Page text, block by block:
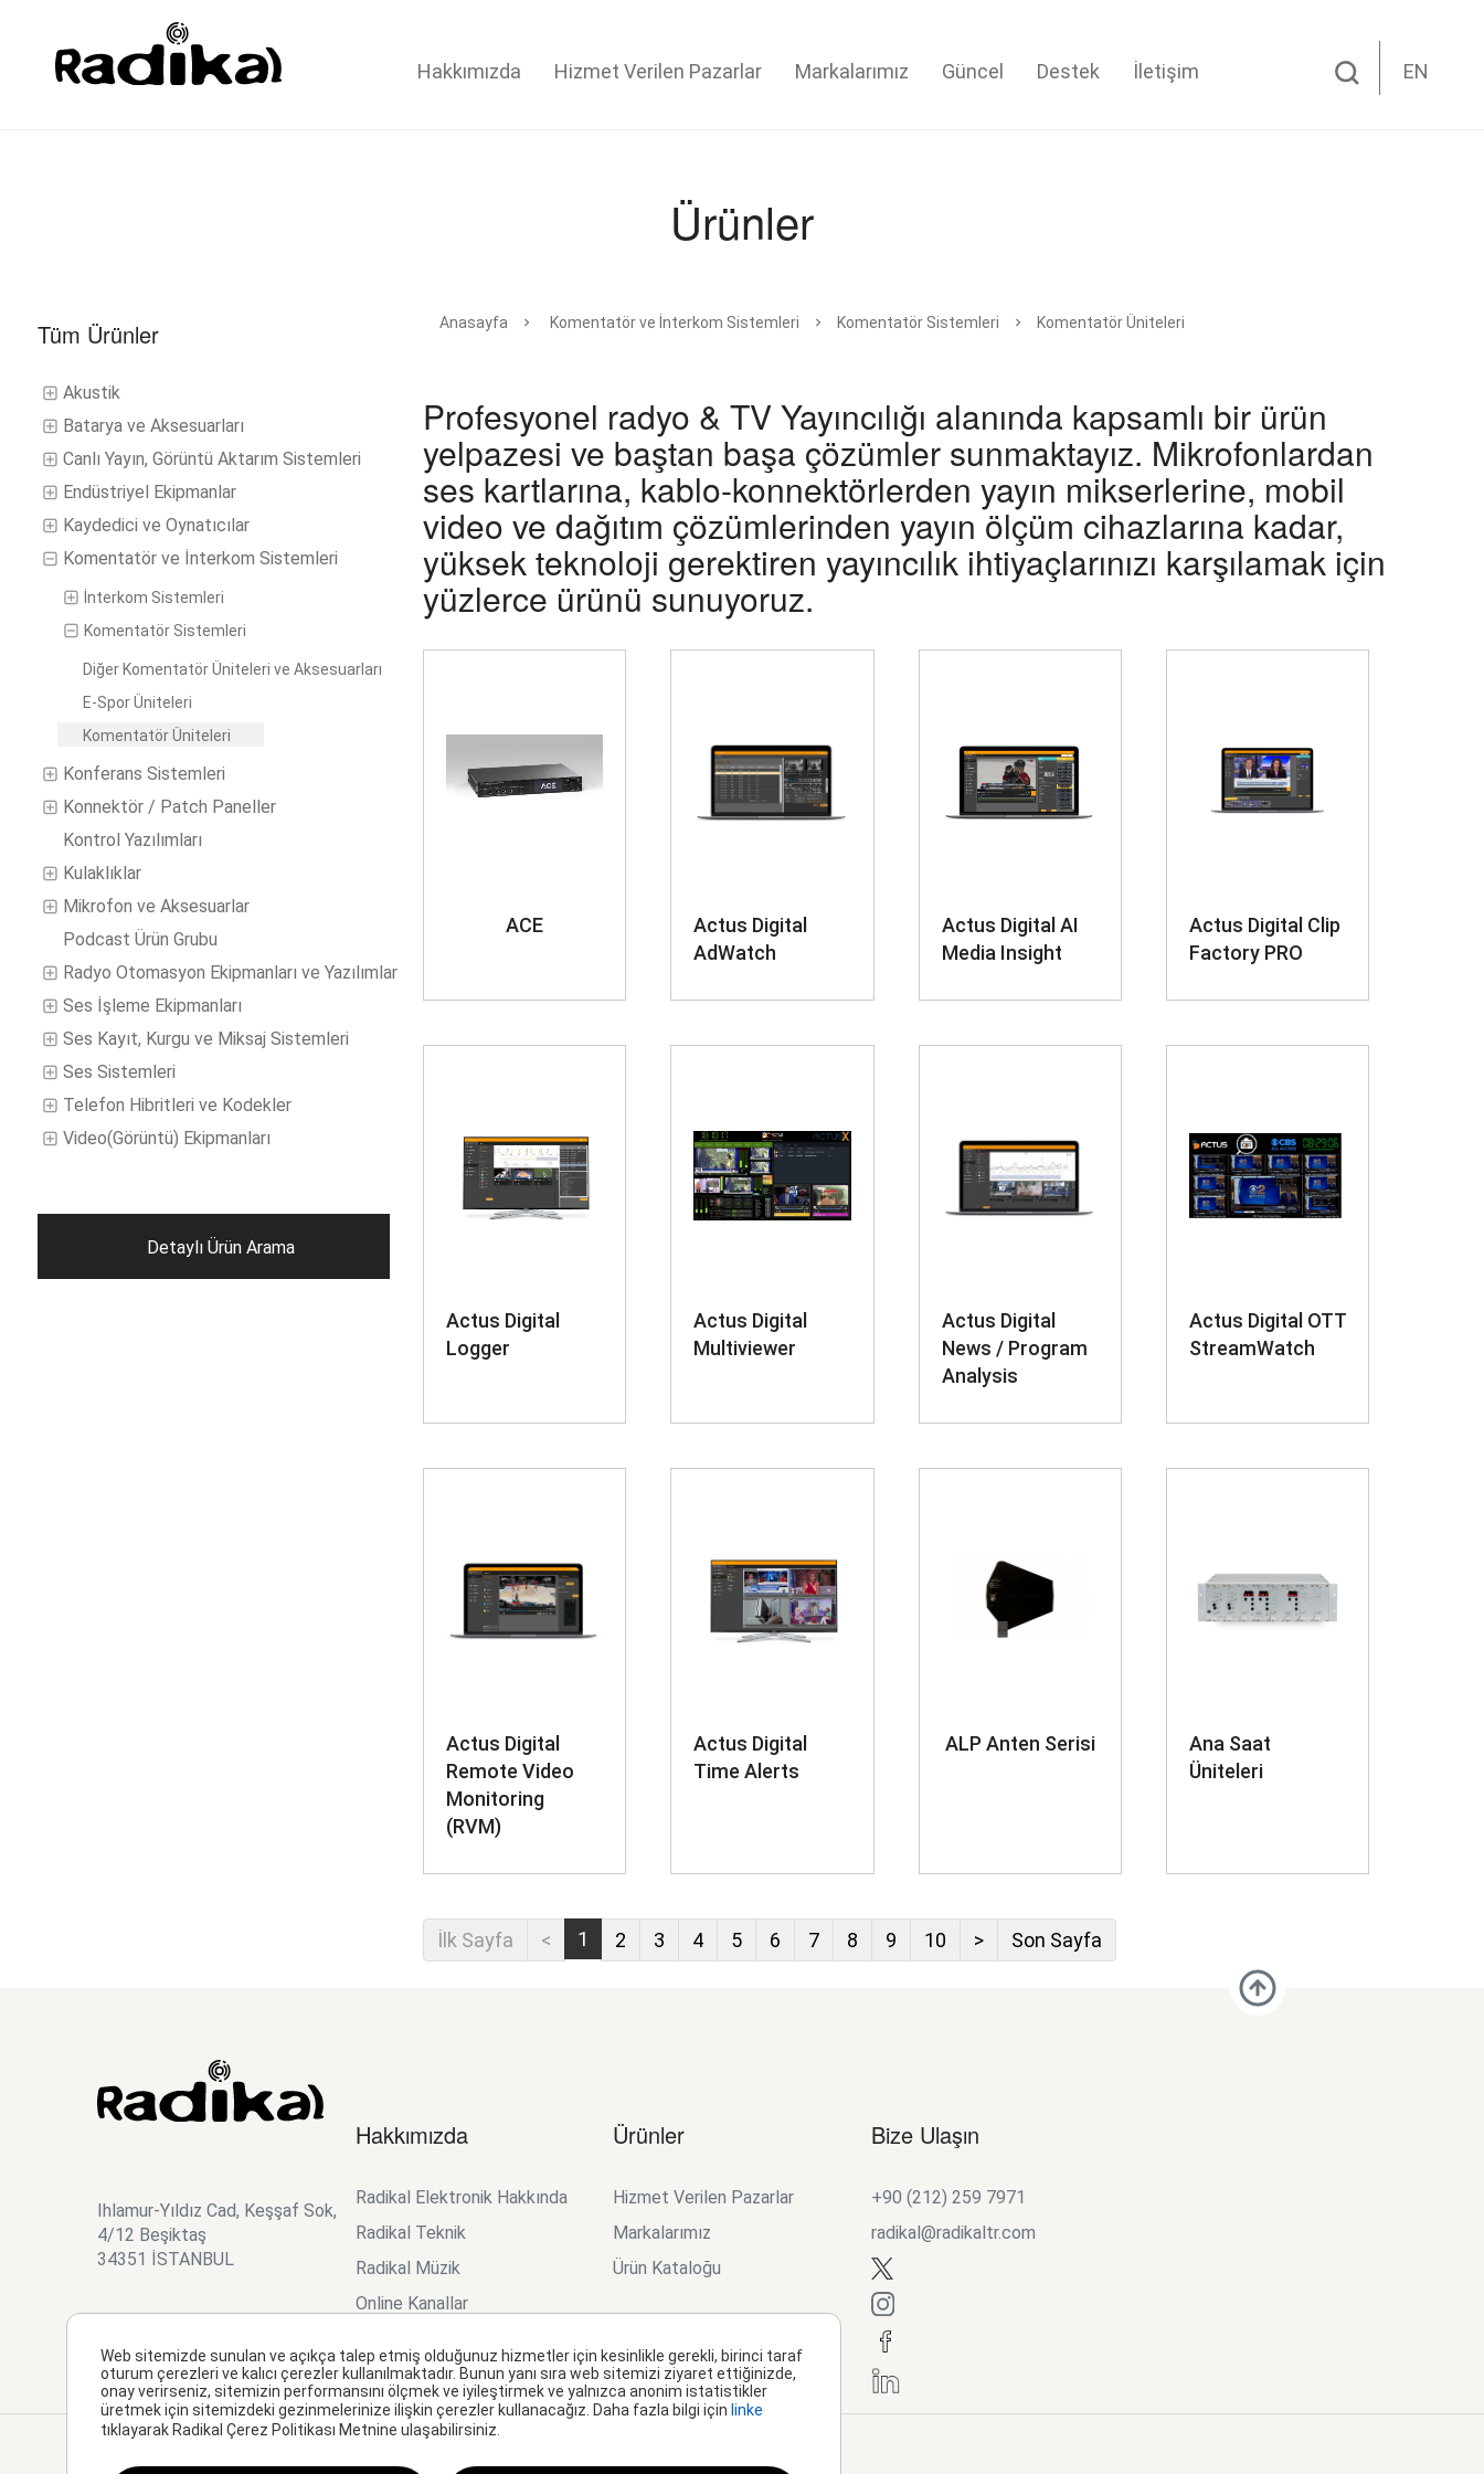
Hakkımızda Hizmet Verilen Pazarlar Markalarımız Güncel Destek İletişim EN
Ürünler
Tüm Ürünler
Akustik
Batarya ve Aksesuarları
Canlı Yayın, Görüntü Aktarım Sistemleri
Endüstriyel Ekipmanlar
Kaydedici ve Oynatıcılar
Komentatör ve İnterkom Sistemleri
İnterkom Sistemleri
Komentatör Sistemleri
Diğer Komentatör Üniteleri ve Aksesuarları
E-Spor Üniteleri
Komentatör Üniteleri
Konferans Sistemleri
Konnektör / Patch Paneller
Kontrol Yazılımları
Kulaklıklar
Mikrofon ve Aksesuarlar
Podcast Ürün Grubu
Radyo Otomasyon Ekipmanları ve Yazılımlar
Ses İşleme Ekipmanları
Ses Kayıt, Kurgu ve Miksaj Sistemleri
Ses Sistemleri
Telefon Hibritleri ve Kodekler
Video(Görüntü) Ekipmanları
Detaylı Ürün Arama
Anasayfa Komentatör ve İnterkom Sistemleri Komentatör Sistemleri Komentatör Üniteleri
Profesyonel radyo & TV Yayıncılığı alanında kapsamlı bir ürün
yelpazesi ve baştan başa çözümler sunmaktayız. Mikrofonlardan
ses kartlarına, kablo-konnektörlerden yayın mikserlerine, mobil
video ve dağıtım çözümlerinden yayın ölçüm cihazlarına kadar,
yüksek teknoloji gerektiren yayıncılık ihtiyaçlarınızı karşılamak için
yüzlerce ürünü sunuyoruz.
ACE
Actus Digital
AdWatch
Actus Digital AI
Media Insight
Actus Digital Clip
Factory PRO
Actus Digital
Logger
Actus Digital
Multiviewer
Actus Digital
News / Program
Analysis
Actus Digital OTT
StreamWatch
Actus Digital
Remote Video
Monitoring
(RVM)
Actus Digital
Time Alerts
ALP Anten Serisi
Ana Saat
Üniteleri
İlk Sayfa < 1 2 3 4 5 6 7 8 9 10 > Son Sayfa
Ihlamur-Yıldız Cad, Keşşaf Sok,
4/12 Beşiktaş
34351 İSTANBUL
Hakkımızda
Radikal Elektronik Hakkında
Radikal Teknik
Radikal Müzik
Online Kanallar
Ürünler
Hizmet Verilen Pazarlar
Markalarımız
Ürün Kataloğu
Bize Ulaşın
+90 (212) 259 7971
radikal@radikaltr.com
Web sitemizde sunulan ve açıkça talep etmiş olduğunuz hizmetler için kesinlikle gerekli, birinci taraf
oturum çerezleri ve kalıcı çerezler kullanılmaktadır. Bunun yanı sıra web sitemizi ziyaret ettiğinizde,
onay verirseniz, sitemizin performansını ölçmek ve iyileştirmek ve yalnızca anonim istatistikler
üretmek için sitemizdeki gezinmelerinize ilişkin çerezler kullanacağız. Daha fazla bilgi için linke
tıklayarak Radikal Çerez Politikası Metnine ulaşabilirsiniz.